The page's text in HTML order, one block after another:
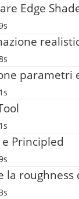
Edge
parametri
Principled
la roughness